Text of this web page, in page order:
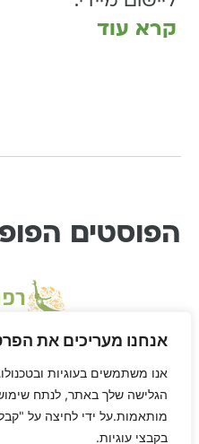
אנחנו מעריכים את
אנו משתמשים בעוגיות
הגלישה שלך באתר, לנתח
מותאמות.על ידי לחיצה על
בקבצי עוגיות.
קרא עוד
הפוסטים
* דיסקליימר: דן הוא לא רופא